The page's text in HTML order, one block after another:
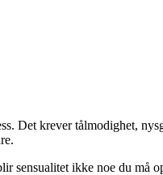
Det krever tålmodighet,
sensualitet ikke noe du må